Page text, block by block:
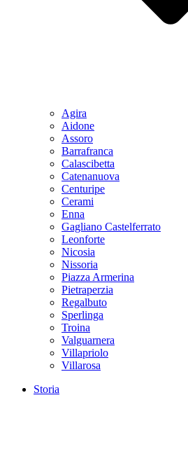
Agira
Aidone
Assoro
Barrafranca
Calascibetta
Catenanuova
Centuripe
Cerami
Enna
Gagliano Castelferrato
Leonforte
Nicosia
Nissoria
Piazza Armerina
Pietraperzia
Regalbuto
Sperlinga
Troina
Valguarnera
Villapriolo
Villarosa
Storia